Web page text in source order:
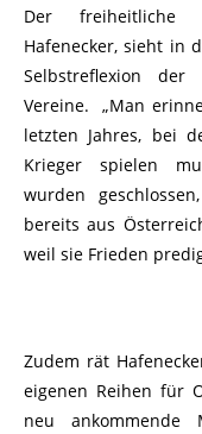
Der freiheitliche
Hafenecker, sieht in
Selbstreflexion der
Vereine. „Man
letzten Jahres, bei
Krieger spielen
wurden
bereits aus
weil sie Frieden
Zudem rät
eigenen Reihen für
neu ankommende